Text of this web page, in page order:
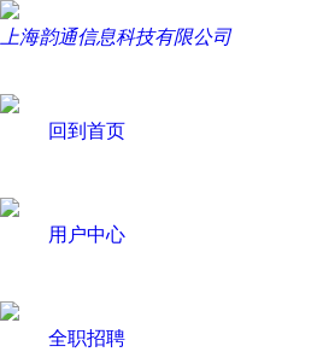
上海韵通信息科技有限公司
回到首页
用户中心
全职招聘